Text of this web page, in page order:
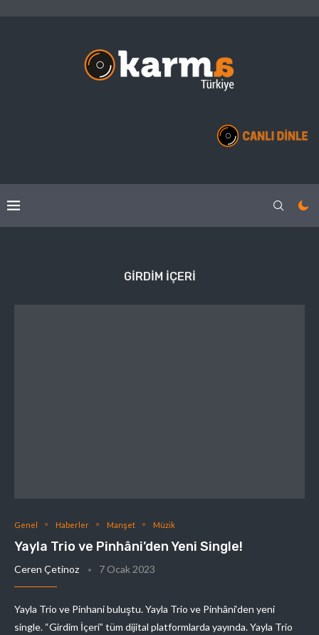
GIRDIM IÇERI
Genel Haberler Manşet Müzik
Yayla Trio ve Pinhâni’den Yeni Single!
Ceren Çetinoz 7 Ocak 2023
Yayla Trio ve Pinhani buluştu. Yayla Trio ve Pinhâni‘den yeni
single. “Girdim İçeri” tüm dijital platformlarda yayında. Yayla Trio